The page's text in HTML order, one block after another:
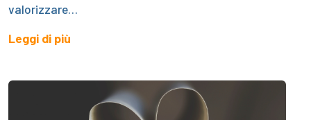
valorizzare…
Leggi di più